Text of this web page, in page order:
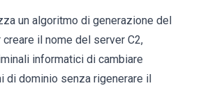
un algoritmo di generazione del
creare il nome del server C2,
informatici di cambiare
di dominio senza rigenerare il